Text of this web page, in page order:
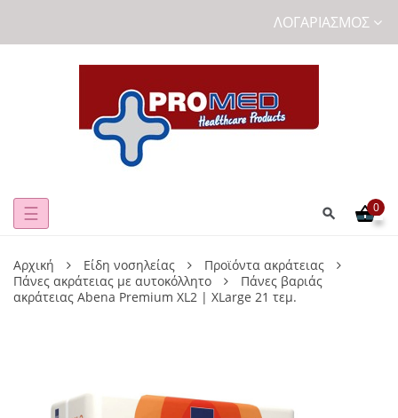
ΛΟΓΑΡΙΑΣΜΌΣ
Toggle
☰ 0
Αρχική Είδη νοσηλείας
Προϊόντα ακράτειας
Πάνες ακράτειας με αυτοκόλλητο
Πάνες βαριάς
ακράτειας Abena Premium ΧL2 | XLarge 21 τεμ.